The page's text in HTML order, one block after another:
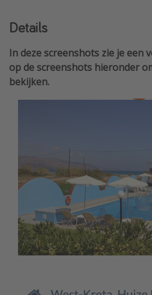
Details
In deze screenshots zie je een
op de screenshots hieronder
bekijken.